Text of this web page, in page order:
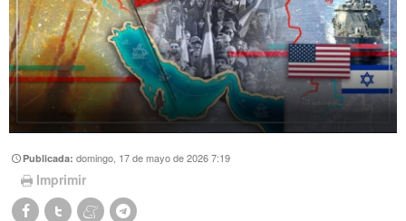
Publicada:domingo, 17 de mayo de 2026 7:19
Imprimir